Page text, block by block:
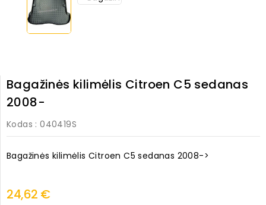
Bagažinės kilimėlis Citroen C5 sedanas
2008-
Kodas : 040419S
Bagažinės kilimėlis Citroen C5 sedanas 2008->
24,62 €